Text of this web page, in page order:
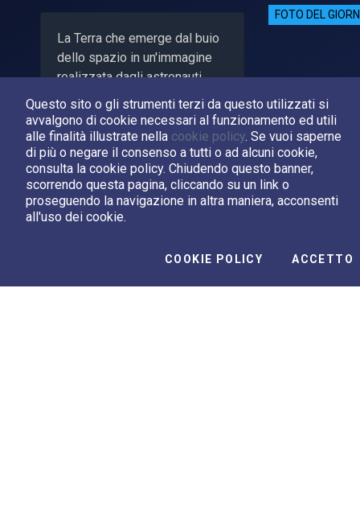
Questo sito o gli strumenti terzi da questo utilizzati si
avvalgono di cookie necessari al funzionamento ed utili
alle finalità illustrate nella cookie policy. Se vuoi saperne
di più o negare il consenso a tutti o ad alcuni cookie,
consulta la cookie policy. Chiudendo questo banner,
scorrendo questa pagina, cliccando su un link o
proseguendo la navigazione in altra maniera, acconsenti
all'uso dei cookie.
COOKIE POLICY ACCETTO
La Terra che emerge dal buio
dello spazio in un'immagine
realizzata dagli astronauti
della missione lunare Apollo 8
FOTO DEL
Video Correlati
Webb penetra la polvere della
misteriosa Fomalhaut